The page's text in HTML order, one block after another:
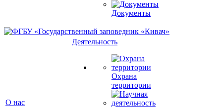
Документы
О нас
Деятельность
Охрана
территории